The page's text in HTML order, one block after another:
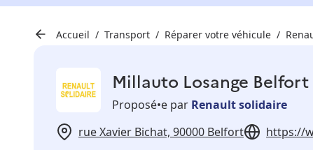
Accueil Transport Réparer votre véhicule
Millauto Losange Belfort
Proposé•e par Renault solidaire
rue Xavier Bichat, 90000 Belfort
https://